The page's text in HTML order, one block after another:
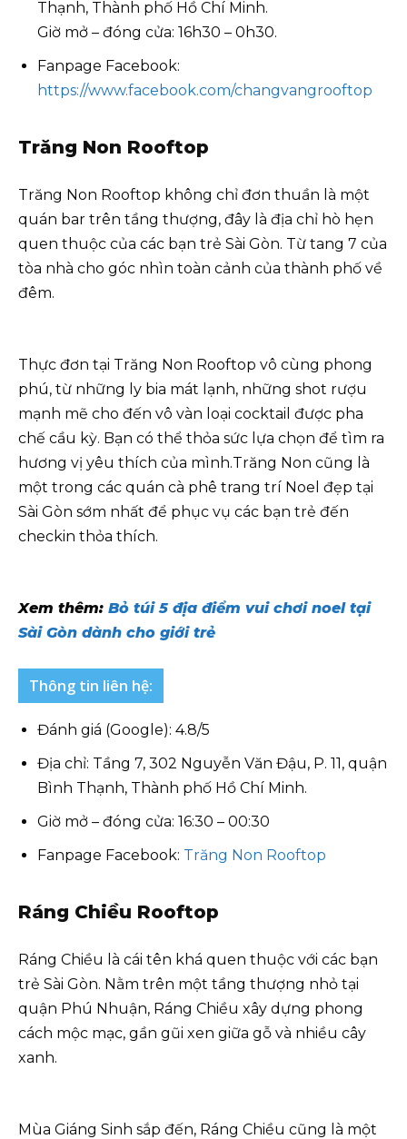
Thạnh, Thành phố Hồ Chí Minh.
Giờ mở – đóng cửa: 16h30 – 0h30.
Fanpage Facebook:
https://www.facebook.com/changvangrooftop
Trăng Non Rooftop
Trăng Non Rooftop không chỉ đơn thuần là một
quán bar trên tầng thượng, đây là địa chỉ hò hẹn
quen thuộc của các bạn trẻ Sài Gòn. Từ tang 7 của
tòa nhà cho góc nhìn toàn cảnh của thành phố về
đêm.
Thực đơn tại Trăng Non Rooftop vô cùng phong
phú, từ những ly bia mát lạnh, những shot rượu
mạnh mẽ cho đến vô vàn loại cocktail được pha
chế cầu kỳ. Bạn có thể thỏa sức lựa chọn để tìm ra
hương vị yêu thích của mình.Trăng Non cũng là
một trong các quán cà phê trang trí Noel đẹp tại
Sài Gòn sớm nhất để phục vụ các bạn trẻ đến
checkin thỏa thích.
Xem thêm: Bỏ túi 5 địa điểm vui chơi noel tại
Sài Gòn dành cho giới trẻ
Thông tin liên hệ:
Đánh giá (Google): 4.8/5
Địa chỉ: Tầng 7, 302 Nguyễn Văn Đậu, P. 11, quận
Bình Thạnh, Thành phố Hồ Chí Minh.
Giờ mở – đóng cửa: 16:30 – 00:30
Fanpage Facebook: Trăng Non Rooftop
Ráng Chiều Rooftop
Ráng Chiều là cái tên khá quen thuộc với các bạn
trẻ Sài Gòn. Nằm trên một tầng thượng nhỏ tại
quận Phú Nhuận, Ráng Chiều xây dựng phong
cách mộc mạc, gần gũi xen giữa gỗ và nhiều cây
xanh.
Mùa Giáng Sinh sắp đến, Ráng Chiều cũng là một